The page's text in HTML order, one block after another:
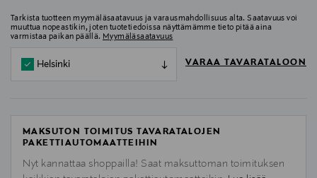
Tarkista tuotteen myymäläsaatavuus ja varausmahdollisuus alta. Saatavuus voi
muuttua nopeastikin, joten tuotetiedoissa näyttämämme tieto pitää aina
varmistaa paikan päällä. Myymäläsaatavuus
Helsinki VARAA TAVARATALOON
MAKSUTON TOIMITUS TAVARATALOJEN
PAKETTIAUTOMAATTEIHIN
Nyt kannattaa shoppailla! Saat maksuttoman toimituksen